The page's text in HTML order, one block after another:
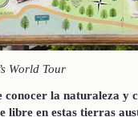
World Tour
conocer la naturaleza y
libre en estas tierras